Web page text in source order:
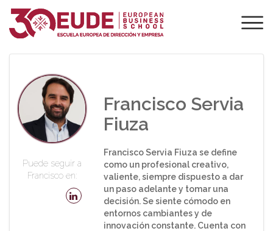
PROFESORADO DE
EUDE
Puede seguir a
Francisco en:
Francisco Servia
Fiuza
Francisco Servia Fiuza se define
como un profesional creativo,
valiente, siempre dispuesto a dar
un paso adelante y tomar una
decisión. Se siente cómodo en
entornos cambiantes y de
innovación constante. Cuenta con